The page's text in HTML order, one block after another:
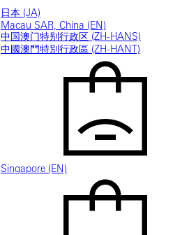
日本 (JA)
Macau SAR, China (EN)
中国澳门特别行政区 (ZH-HANS)
中國澳門特別行政區 (ZH-HANT)
Singapore (EN)